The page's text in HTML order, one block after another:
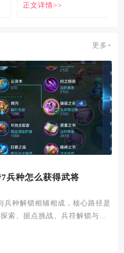
倍，
正文详情>>
更多+
兵种怎么获得武将
兵种解锁相辅相成，核心路径是
索、据点挑战、兵符解锁与武
武将快速适配高阶兵种、提升
政的人才搜索与招募积累武